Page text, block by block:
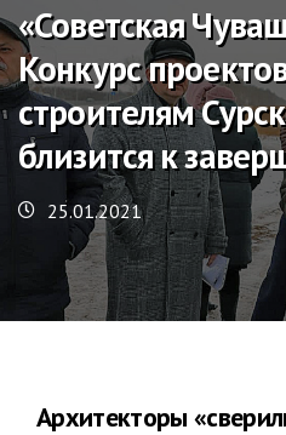
«Советская
Конкурс
строителям
близится к
25.01.2021
Архитекторы